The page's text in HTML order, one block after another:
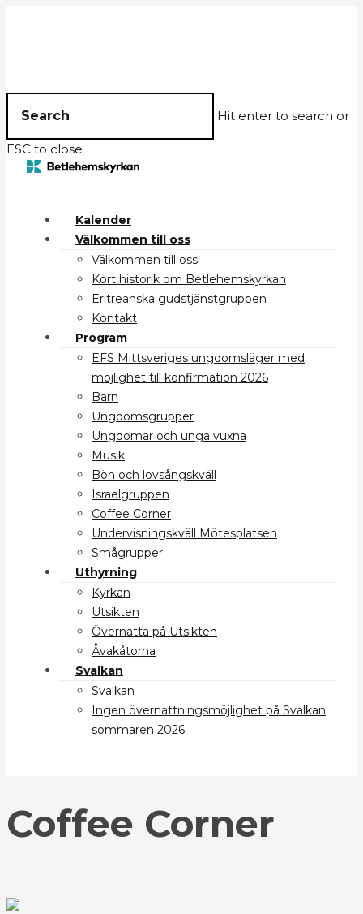
Hit enter to search or
ESC to close
Kalender
Välkommen till oss
Välkommen till oss
Kort historik om Betlehemskyrkan
Eritreanska gudstjänstgruppen
Kontakt
Program
EFS Mittsveriges ungdomsläger med
möjlighet till konfirmation 2026
Barn
Ungdomsgrupper
Ungdomar och unga vuxna
Musik
Bön och lovsångskväll
Israelgruppen
Coffee Corner
Undervisningskväll Mötesplatsen
Smågrupper
Uthyrning
Kyrkan
Utsikten
Övernatta på Utsikten
Åvakåtorna
Svalkan
Svalkan
Ingen övernattningsmöjlighet på Svalkan
sommaren 2026
Coffee Corner